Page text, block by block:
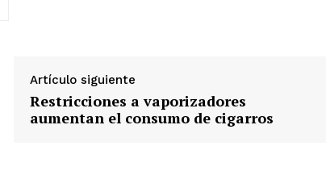
Artículo siguiente
Restricciones a vaporizadores
aumentan el consumo de cigarros